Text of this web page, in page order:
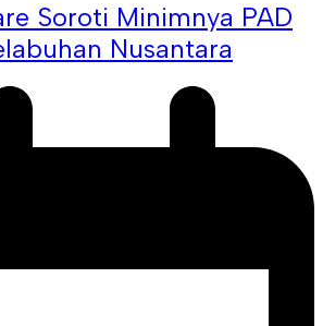
Soroti Minimnya PAD
Nusantara